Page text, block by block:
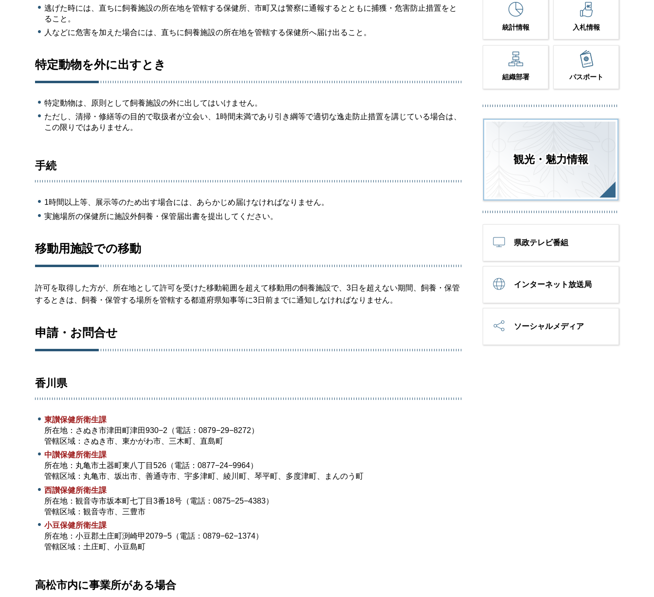
逃げた時には、直ちに飼養施設の所在地を管轄する保健所、市町又は警察に通報するとともに捕獲・危害防止措置をと
ること。
人などに危害を加えた場合には、直ちに飼養施設の所在地を管轄する保健所へ届け出ること。
特定動物を外に出すとき
特定動物は、原則として飼養施設の外に出してはいけません。
ただし、清掃・修繕等の目的で取扱者が立会い、1時間未満であり引き綱等で適切な逸走防止措置を講じている場合は、
この限りではありません。
手続
1時間以上等、展示等のため出す場合には、あらかじめ届けなければなりません。
実施場所の保健所に施設外飼養・保管届出書を提出してください。
移動用施設での移動
許可を取得した方が、所在地として許可を受けた移動範囲を超えて移動用の飼養施設で、3日を超えない期間、飼養・保管
するときは、飼養・保管する場所を管轄する都道府県知事等に3日前までに通知しなければなりません。
申請・お問合せ
香川県
東讃保健所衛生課
所在地：さぬき市津田町津田930−2（電話：0879−29−8272）
管轄区域：さぬき市、東かがわ市、三木町、直島町
中讃保健所衛生課
所在地：丸亀市土器町東八丁目526（電話：0877−24−9964）
管轄区域：丸亀市、坂出市、善通寺市、宇多津町、綾川町、琴平町、多度津町、まんのう町
西讃保健所衛生課
所在地：観音寺市坂本町七丁目3番18号（電話：0875−25−4383）
管轄区域：観音寺市、三豊市
小豆保健所衛生課
所在地：小豆郡土庄町渕崎甲2079−5（電話：0879−62−1374）
管轄区域：土庄町、小豆島町
高松市内に事業所がある場合
統計情報 入札情報
組織部署 パスポート
観光・魅力情報
県政テレビ番組
インターネット放送局
ソーシャルメディア